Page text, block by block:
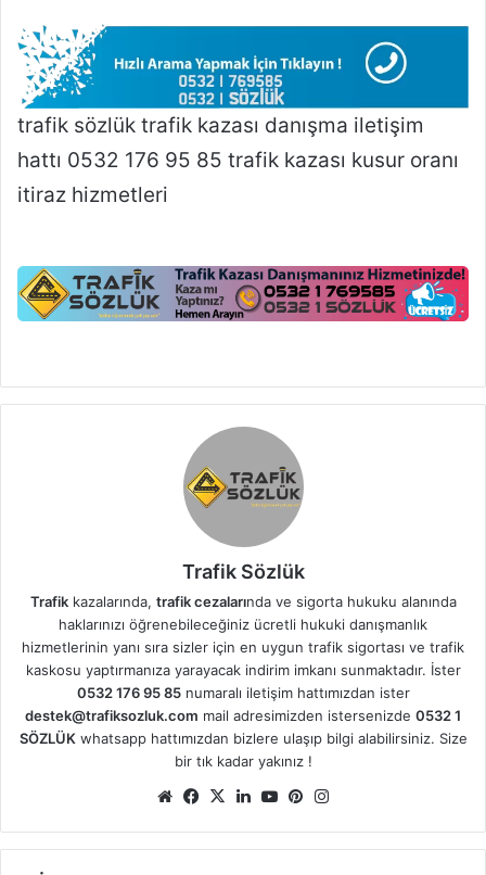
trafik sözlük trafik kazası danışma iletişim
hattı 0532 176 95 85 trafik kazası kusur oranı
itiraz hizmetleri
Trafik Sözlük
Trafikkazalarında, trafik cezalarında ve sigorta hukuku alanında
haklarınızı öğrenebileceğiniz ücretli hukuki danışmanlık
hizmetlerinin yanı sıra sizler için en uygun trafik sigortası ve trafik
kaskosu yaptırmanıza yarayacak indirim imkanı sunmaktadır. İster
0532 176 95 85numaralı iletişim hattımızdan ister
destek@trafiksozluk.com mail adresimizden istersenizde 0532 1
SÖZLÜKwhatsapp hattımızdan bizlere ulaşıp bilgi alabilirsiniz. Size
bir tık kadar yakınız !
Web Facebook
X LinkedIn
YouTubePinterest